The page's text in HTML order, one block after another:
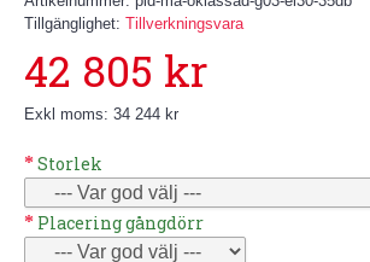
Tillgänglighet: Tillverkningsvara
42 805 kr
Exkl moms: 34 244 kr
Storlek
Placering gångdörr